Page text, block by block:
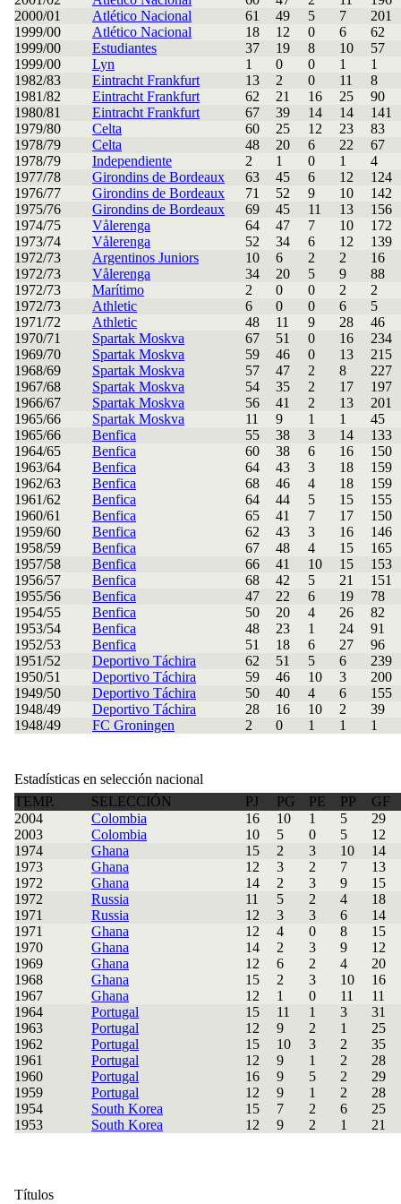
2000/01
Atlético Nacional 61 49 5 7
201
1999/00
Atlético Nacional 18 12 0 6
62
1999/00
Estudiantes 37 19 8 10
57
1999/00
Lyn 1 0 0 1
1
1982/83
Eintracht Frankfurt 13 2 0 11
8
1981/82
Eintracht Frankfurt 62 21 16 25
90
1980/81
Eintracht Frankfurt 67 39 14 14
141
1979/80
Celta 60 25 12 23
83
1978/79
Celta 48 20 6 22
67
1978/79
Independiente 2 1 0 1
4
1977/78
Girondins de Bordeaux 63 45 6 12
124
1976/77
Girondins de Bordeaux 71 52 9 10
142
1975/76
Girondins de Bordeaux 69 45 11 13
156
1974/75
Vålerenga 64 47 7 10
172
1973/74
Vålerenga 52 34 6 12
139
1972/73
Argentinos Juniors 10 6 2 2
16
1972/73
Vålerenga 34 20 5 9
88
1972/73
Marítimo 2 0 0 2
2
1972/73
Athletic 6 0 0 6
5
1971/72
Athletic 48 11 9 28
46
1970/71
Spartak Moskva 67 51 0 16
234
1969/70
Spartak Moskva 59 46 0 13
215
1968/69
Spartak Moskva 57 47 2 8
227
1967/68
Spartak Moskva 54 35 2 17
197
1966/67
Spartak Moskva 56 41 2 13
201
1965/66
Spartak Moskva 11 9 1 1
45
1965/66
Benfica 55 38 3 14
133
1964/65
Benfica 60 38 6 16
150
1963/64
Benfica 64 43 3 18
159
1962/63
Benfica 68 46 4 18
159
1961/62
Benfica 64 44 5 15
155
1960/61
Benfica 65 41 7 17
150
1959/60
Benfica 62 43 3 16
146
1958/59
Benfica 67 48 4 15
165
1957/58
Benfica 66 41 10 15
153
1956/57
Benfica 68 42 5 21
151
1955/56
Benfica 47 22 6 19
78
1954/55
Benfica 50 20 4 26
82
1953/54
Benfica 48 23 1 24
91
1952/53
Benfica 51 18 6 27
96
1951/52
Deportivo Táchira 62 51 5 6
239
1950/51
Deportivo Táchira 59 46 10 3
200
1949/50
Deportivo Táchira 50 40 4 6
155
1948/49
Deportivo Táchira 28 16 10 2
39
1948/49
FC Groningen 2 0 1 1 1
Estadísticas en selección nacional
TEMP.
SELECCIÓN PJ PG PE PP
GF
2004
Colombia 16 10 1 5
29
2003
Colombia 10 5 0 5
12
1974
Ghana 15 2 3 10
14
1973
Ghana 12 3 2 7
13
1972
Ghana 14 2 3 9
15
1972
Russia 11 5 2 4
18
1971
Russia 12 3 3 6
14
1971
Ghana 12 4 0 8
15
1970
Ghana 14 2 3 9
12
1969
Ghana 12 6 2 4
20
1968
Ghana 15 2 3 10
16
1967
Ghana 12 1 0 11
11
1964
Portugal 15 11 1 3
31
1963
Portugal 12 9 2 1
25
1962
Portugal 15 10 3 2
35
1961
Portugal 12 9 1 2
28
1960
Portugal 16 9 5 2
29
1959
Portugal 12 9 1 2
28
1954
South Korea 15 7 2 6
25
1953
South Korea 12 9 2 1 21
Títulos